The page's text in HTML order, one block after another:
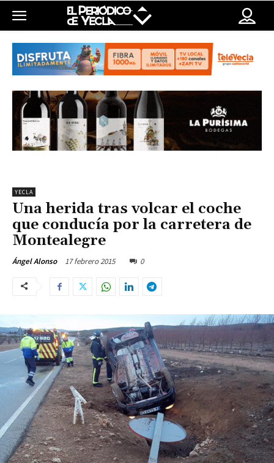
YECLA
Una herida tras volcar el coche
que conducía por la carretera de
Montealegre
Ángel Alonso 17 febrero 2015 0